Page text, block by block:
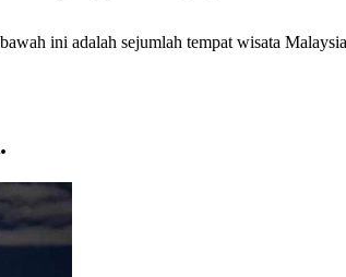
ini adalah sejumlah tempat wisata